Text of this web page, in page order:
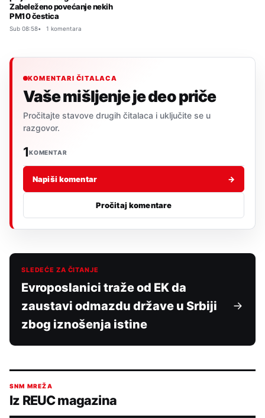
Zabeleženo povećanje nekih
PM10 čestica
Sub 08:58 1 komentara
KOMENTARI ČITALACA
Vaše mišljenje je deo priče
Pročitajte stavove drugih čitalaca i uključite se u
razgovor.
1KOMENTAR
Napiši komentar →
Pročitaj komentare
SLEDEĆE ZA ČITANJE
Evroposlanici traže od EK da
zaustavi odmazdu države u Srbiji
zbog iznošenja istine
SNM MREŽA
Iz REUC magazina